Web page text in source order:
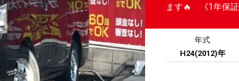
ます🔥 《1年保証
年式
H24(2012)年